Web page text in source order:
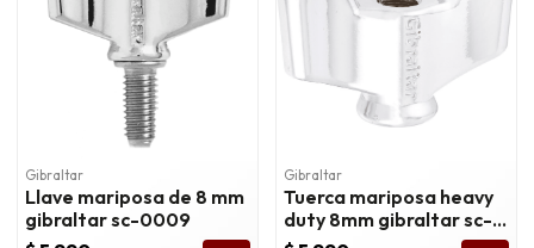
Gibraltar
Llave mariposa de 8 mm
gibraltar sc-0009
Gibraltar
Tuerca mariposa heavy
duty 8mm gibraltar sc-
13p2